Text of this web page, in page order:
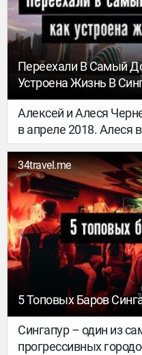
Переехали В Самый
Устроена Жизнь В
Алексей и Алеся
в апреле 2018. Алеся
маршрутами по
том, как устроена
в городе.
34travel.me
5 Топовых Баров
Сингапур – один из
прогрессивных